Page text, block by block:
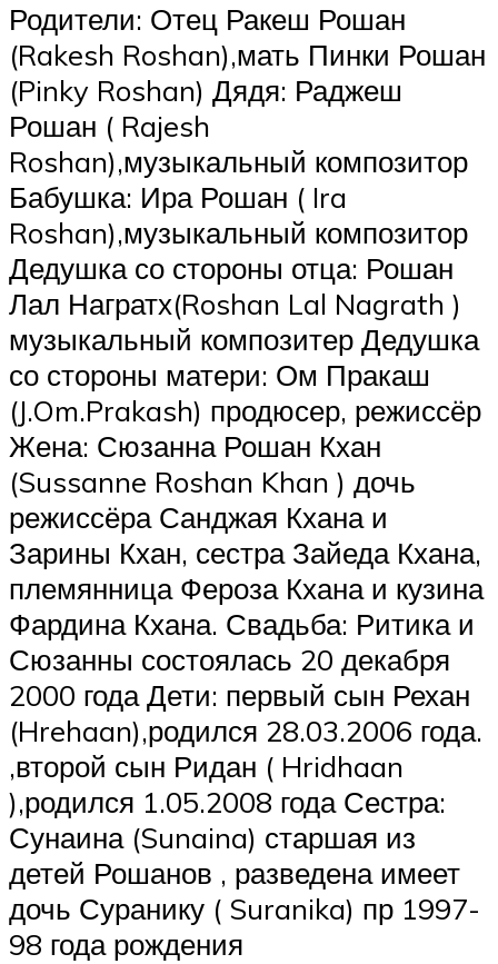
Родители: Отец Ракеш Рошан
(Rakesh Roshan),мать Пинки Рошан
(Pinky Roshan) Дядя: Раджеш
Рошан ( Rajesh
Roshan),музыкальный композитор
Бабушка: Ира Рошан ( Ira
Roshan),музыкальный композитор
Дедушка со стороны отца: Рошан
Лал Награтх(Roshan Lal Nagrath )
музыкальный композитер Дедушка
со стороны матери: Ом Пракаш
(J.Om.Prakash) продюсер, режиссёр
Жена: Сюзанна Рошан Кхан
(Sussanne Roshan Khan ) дочь
режиссёра Санджая Кхана и
Зарины Кхан, сестра Зайеда Кхана,
племянница Фероза Кхана и кузина
Фардина Кхана. Свадьба: Ритика и
Сюзанны состоялась 20 декабря
2000 года Дети: первый сын Рехан
(Hrehaan),родился 28.03.2006 года.
,второй сын Ридан ( Hridhaan
),родился 1.05.2008 года Сестра:
Сунаина (Sunaina) старшая из
детей Рошанов , разведена имеет
дочь Суранику ( Suranika) пр 1997-
98 года рождения